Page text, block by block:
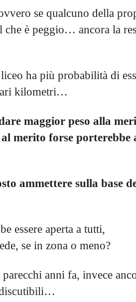
se qualcuno della
è peggio… ancora la
ha più probabilità di
kilometri…
maggior peso alla
merito forse porterebbe
ammettere sulla base
essere aperta a tutti,
se in zona o meno?
anni fa, invece
discutibili…